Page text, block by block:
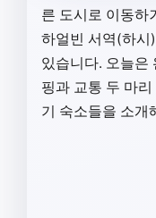
른 도시로 이동하
하얼빈 서역(하시
있습니다. 오늘은
핑과 교통 두 마
기 숙소들을 소개